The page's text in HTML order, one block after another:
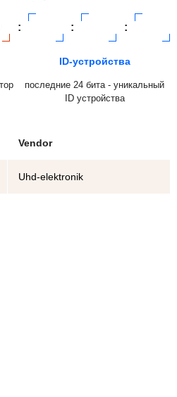
: : :
ID-устройства
последние 24 бита - уникальный
ID устройства
Vendor
Uhd-elektronik